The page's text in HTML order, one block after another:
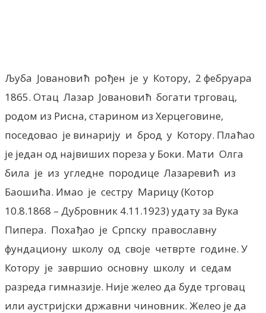
Љуба Јовановић рођен је у Котору, 2 фебруара
1865. Отац Лазар Јовановић богати трговац,
родом из Рисна, старином из Херцеговине,
поседовао је винарију и брод у Котору. Плаћао
је један од највиших пореза у Боки. Мати Олга
била је из угледне породице Лазаревић из
Баошића. Имао је сестру Марицу (Котор
10.8.1868 – Дубровник 4.11.1923) удату за Вука
Пипера. Похађао је Српску православну
фундациону школу од своје четврте године. У
Котору је завршио основну школу и седам
разреда гимназије. Није желео да буде трговац
или аустријски државни чиновник. Желео је да